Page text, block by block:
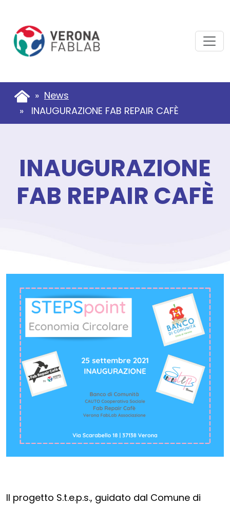
contenuto
principale
» News
» INAUGURAZIONE FAB REPAIR CAFÈ
INAUGURAZIONE
FAB REPAIR CAFÈ
Il progetto S.t.e.p.s., guidato dal Comune di